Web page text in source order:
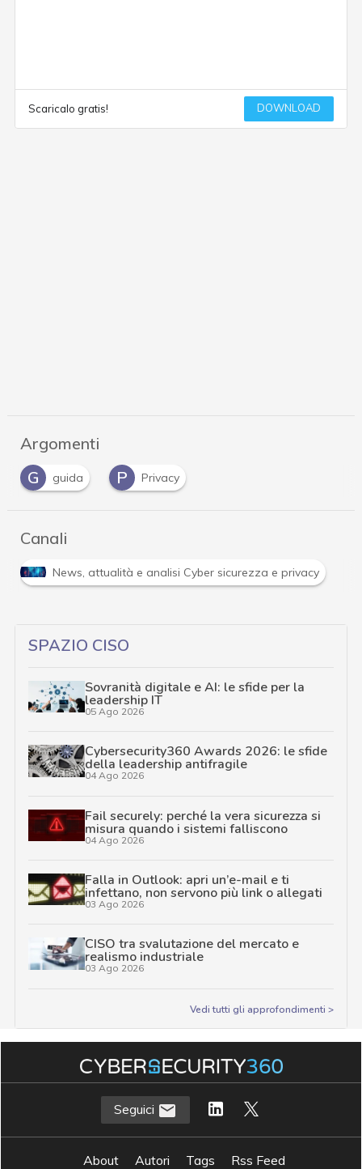
Scaricalo gratis! DOWNLOAD
Argomenti
G
guida P Privacy
Canali
News, attualità e analisi Cyber sicurezza e privacy
SPAZIO CISO
Sovranità digitale e AI: le sfide per la
leadership IT
05 Ago 2026
Cybersecurity360 Awards 2026: le sfide
della leadership antifragile
04 Ago 2026
Fail securely: perché la vera sicurezza si
misura quando i sistemi falliscono
04 Ago 2026
Falla in Outlook: apri un’e-mail e ti
infettano, non servono più link o allegati
03 Ago 2026
CISO tra svalutazione del mercato e
realismo industriale
03 Ago 2026
Vedi tutti gli approfondimenti >
Seguici
About Autori Tags
Rss Feed